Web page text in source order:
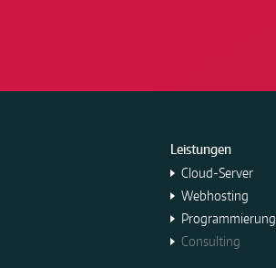
Leistungen
Cloud-Server
Webhosting
Programmierung
Consulting